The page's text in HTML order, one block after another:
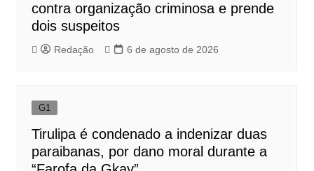
contra organização criminosa e prende
dois suspeitos
Redação 6 de agosto de 2026
G1
Tirulipa é condenado a indenizar duas
paraibanas, por dano moral durante a